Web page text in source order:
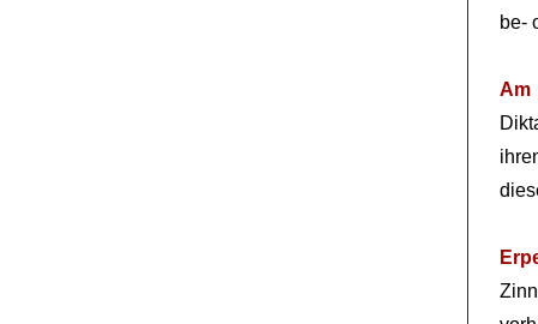
be-
Am